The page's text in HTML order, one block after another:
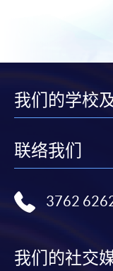
我们的学校
联络我们
3762
我们的社交